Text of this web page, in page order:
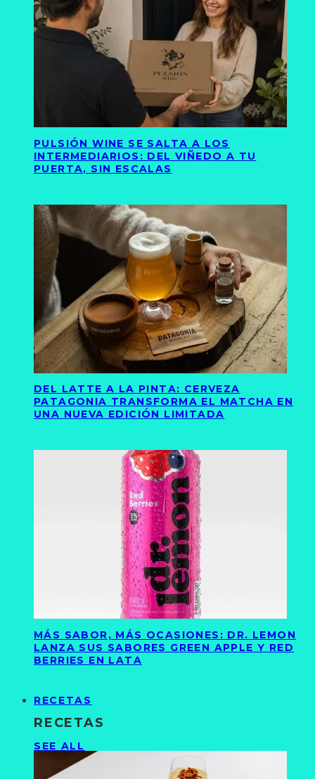
PULSIÓN WINE SE SALTA A LOS
INTERMEDIARIOS: DEL VIÑEDO A TU
PUERTA, SIN ESCALAS
DEL LATTE A LA PINTA: CERVEZA
PATAGONIA TRANSFORMA EL MATCHA EN
UNA NUEVA EDICIÓN LIMITADA
MÁS SABOR, MÁS OCASIONES: DR. LEMON
LANZA SUS SABORES GREEN APPLE Y RED
BERRIES EN LATA
RECETAS
RECETAS
SEE ALL